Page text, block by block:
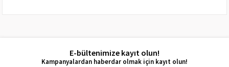
E-bültenimize kayıt olun!